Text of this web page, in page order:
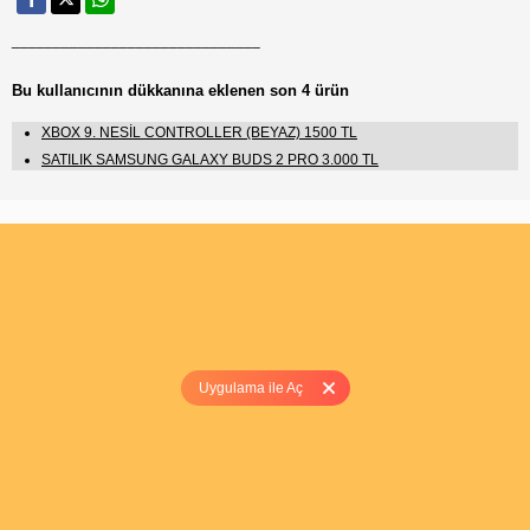
Uygulama ile Aç
Bu kullanıcının dükkanına eklenen son 4 ürün
XBOX 9. NESİL CONTROLLER (BEYAZ) 1500 TL
SATILIK SAMSUNG GALAXY BUDS 2 PRO 3.000 TL